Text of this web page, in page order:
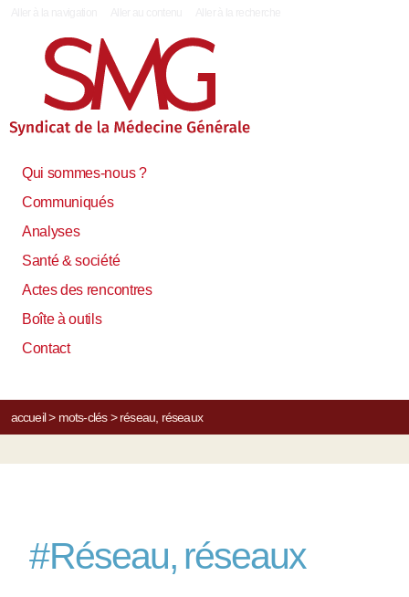
Qui sommes-nous ?
Communiqués
Analyses
Santé & société
Actes des rencontres
Boîte à outils
Contact
accueil> mots-clés> réseau, réseaux
#Réseau, réseaux